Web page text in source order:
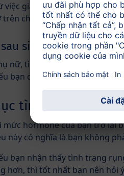
việc giảm nồng độ estrogen
trên chứ không phải do cho
sinh kéo dài bao
nữ, tình trạng rụng tóc ngày
bạn cho con bú thì tình trạng
tình trạng rụng
mức hormone của bạn trở
này có nghĩa là bạn không
bạn nhận thấy tình trạng
hơn, thì tốt nhất bạn nên hỏi